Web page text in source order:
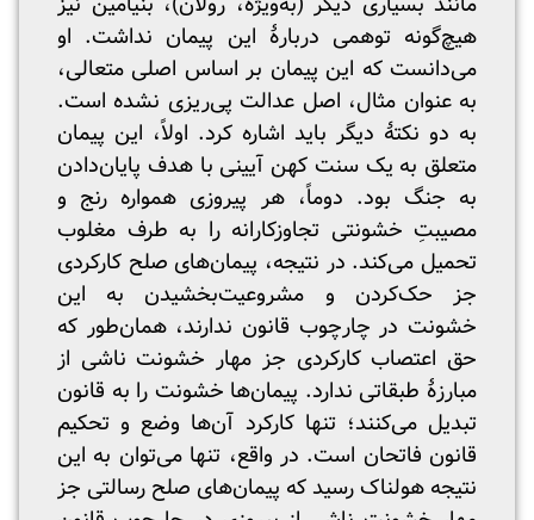
هیچ‌گونه توهمی دربارۀ این پیمان نداشت. او
می‌دانست که این پیمان بر اساس اصلی متعالی،
به عنوان مثال، اصل عدالت پی‌ریزی نشده است.
به دو نکتۀ دیگر باید اشاره کرد. اولاً، این پیمان
متعلق به یک سنت کهن آیینی با هدف پایان‌دادن
به جنگ بود. دوماً، هر پیروزی همواره رنج و
مصیبتِ خشونتی تجاوزکارانه را به طرف مغلوب
تحمیل می‌کند. در نتیجه، پیمان‌های صلح کارکردی
جز حک‌کردن و مشروعیت‌بخشیدن به این
خشونت در چارچوب قانون ندارند، همان‌طور که
حق اعتصاب کارکردی جز مهار خشونت ناشی از
مبارزۀ طبقاتی ندارد. پیمان‌ها خشونت را به قانون
تبدیل می‌کنند؛ تنها کارکرد آن‌ها وضع و تحکیم
قانون فاتحان است. در واقع، تنها می‌توان به این
نتیجه هولناک رسید که پیمان‌های صلح رسالتی جز